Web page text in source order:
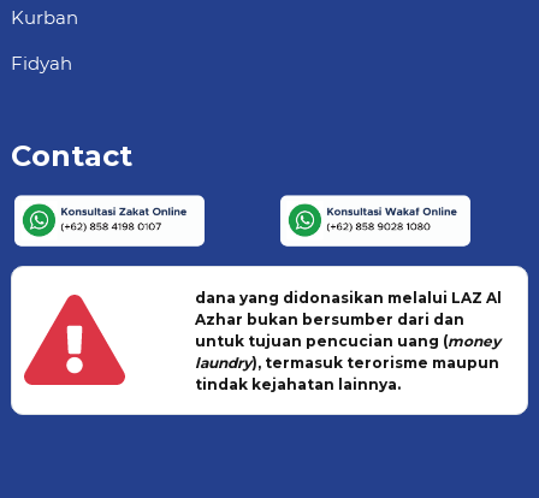
Kurban
Fidyah
Contact
dana yang didonasikan melalui LAZ Al
Azhar bukan bersumber dari dan
untuk tujuan pencucian uang (money
laundry), termasuk terorisme maupun
tindak kejahatan lainnya.